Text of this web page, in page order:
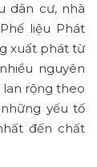
dân cư, nhà
liệu Phát
xuất phát từ
nguyên
lan rộng theo
yếu tố
đến chất